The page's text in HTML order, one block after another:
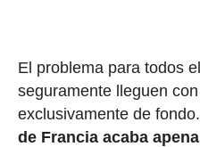
El problema para todos
seguramente lleguen
exclusivamente de fondo.
de Francia acaba